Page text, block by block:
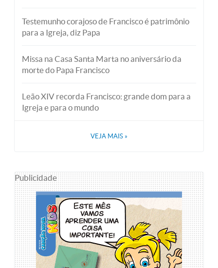
Testemunho corajoso de Francisco é patrimônio
para a Igreja, diz Papa
Missa na Casa Santa Marta no aniversário da
morte do Papa Francisco
Leão XIV recorda Francisco: grande dom para a
Igreja e para o mundo
VEJA MAIS »
Publicidade